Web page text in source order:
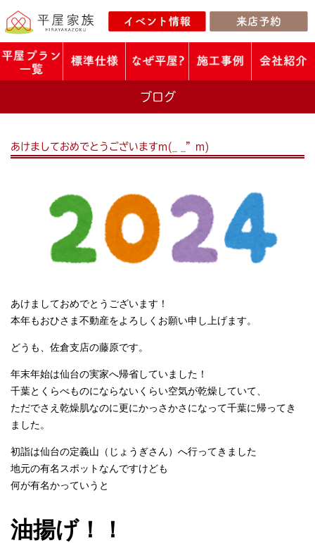
ブログ
あけましておめでとうございますm(_ _”m)
あけましておめでとうございます！
本年もおひさま不動産をよろしくお願い申し上げます。
どうも、佐倉支店の藤原です。
年末年始は仙台の実家へ帰省していました！
千葉とくらべものにならないくらい空気が乾燥していて、
ただでさえ乾燥肌なのに更にかっさかさになって千葉に帰ってき
ました。
初詣は仙台の定義山（じょうぎさん）へ行ってきました
地元の有名スポットなんですけども
何が有名かっていうと
油揚げ！！